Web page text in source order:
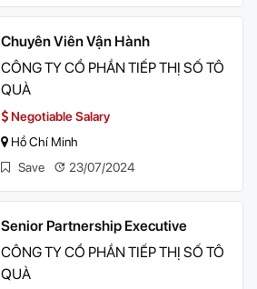
Chuyên Viên Vận Hành
CÔNG TY CỔ PHẦN TIẾP THỊ SỐ TÔ
QUÀ
Negotiable Salary
Hồ Chí Minh
Save
23/07/2024
Senior Partnership Executive
CÔNG TY CỔ PHẦN TIẾP THỊ SỐ TÔ
QUÀ